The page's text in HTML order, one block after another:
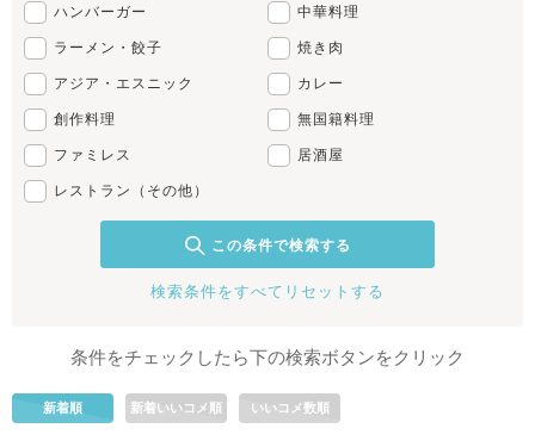
ハンバーガー 中華料理
ラーメン・餃子 焼き肉
アジア・エスニック カレー
創作料理 無国籍料理
ファミレス 居酒屋
レストラン（その他）
この条件で検索する
検索条件をすべてリセットする
条件をチェックしたら下の検索ボタンをクリック
新着順 新着いいコメ順 いいコメ数順